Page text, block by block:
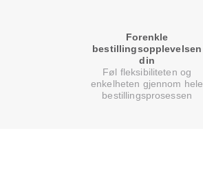
Forenkle
bestillingsopplevelsen
din
Føl fleksibiliteten og
enkelheten gjennom hele
bestillingsprosessen